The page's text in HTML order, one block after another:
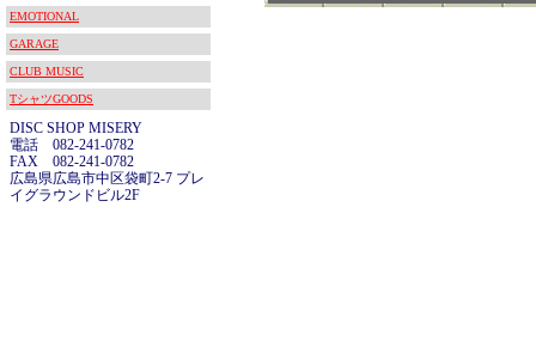
EMOTIONAL
GARAGE
CLUB MUSIC
TシャツGOODS
DISC SHOP MISERY
電話 082-241-0782
FAX 082-241-0782
広島県広島市中区袋町2-7 プレ
イグラウンドビル2F